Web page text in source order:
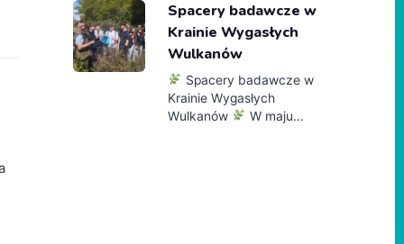
Spacery badawcze w
Krainie Wygasłych
Wulkanów
Spacery badawcze w
Krainie Wygasłych
Wulkanów
W maju...